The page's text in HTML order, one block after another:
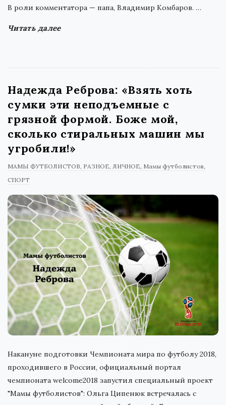
В роли комментатора — папа, Владимир Комбаров. …
Читать далее
Надежда Реброва: «Взять хоть
сумки эти неподъемные с
грязной формой. Боже мой,
сколько стиральных машин мы
угробили!»
МАМЫ ФУТБОЛИСТОВ РАЗНОЕ ЛИЧНОЕ Мамы футболистов
СПОРТ
Накануне подготовки Чемпионата мира по футболу 2018,
проходившего в России, официальный портал
чемпионата welcome2018 запустил специальный проект
"Мамы футболистов": Ольга Ципенюк встречалась с